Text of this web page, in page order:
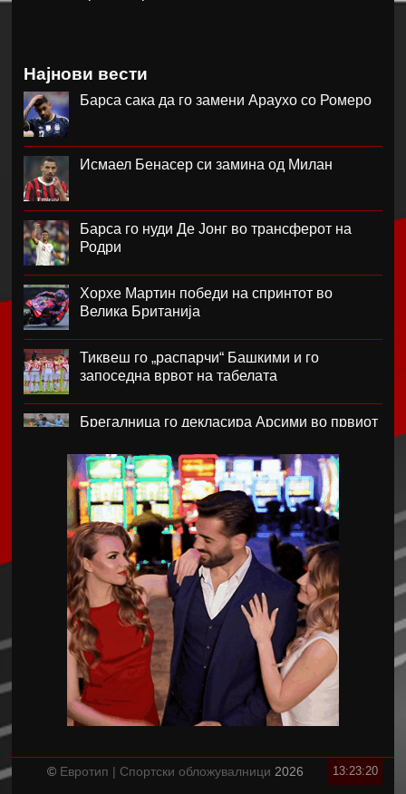
Најнови вести
Барса сака да го замени Араухо со Ромеро
Исмаел Бенасер си замина од Милан
Барса го нуди Де Јонг во трансферот на
Родри
Хорхе Мартин победи на спринтот во
Велика Британија
Тиквеш го „распарчи“ Башкими и го
запоседна врвот на табелата
Брегалница го декласира Арсими во првиот
Катерина Ацевска светска вицешампионка
во џиу-џицу
Дарко Чурлинов го впиша првенецот за
Погон Шчечин
Фенер ќе го предизвика Монако за потписот
на Лукаку
Челзи убедливо го надигра Милан во
Австралија
Арсенал
13:23:20
© Евротип | Спортски обложувалници 2026